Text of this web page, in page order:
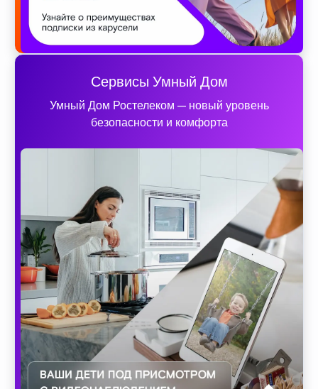
Сервисы Умный Дом
Умный Дом Ростелеком — новый уровень
безопасности и комфорта